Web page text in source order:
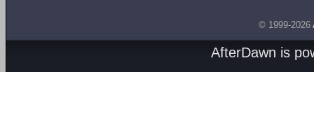
© 1999-2026
AfterDawn is